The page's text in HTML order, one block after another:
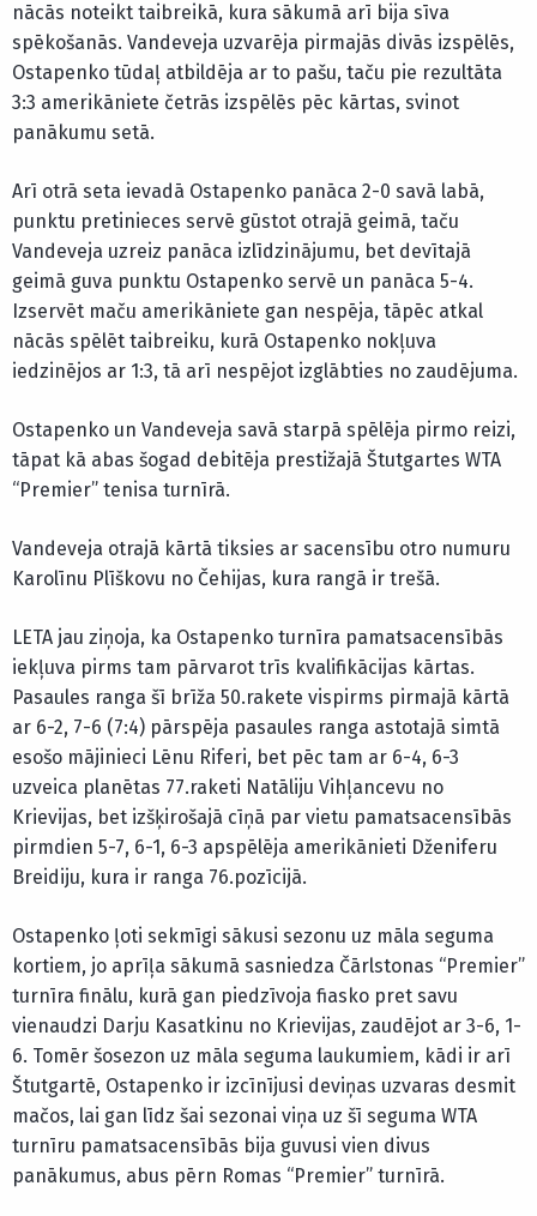
nācās noteikt taibreikā, kura sākumā arī bija sīva
spēkošanās. Vandeveja uzvarēja pirmajās divās izspēlēs,
Ostapenko tūdaļ atbildēja ar to pašu, taču pie rezultāta
3:3 amerikāniete četrās izspēlēs pēc kārtas, svinot
panākumu setā.
Arī otrā seta ievadā Ostapenko panāca 2-0 savā labā,
punktu pretinieces servē gūstot otrajā geimā, taču
Vandeveja uzreiz panāca izlīdzinājumu, bet devītajā
geimā guva punktu Ostapenko servē un panāca 5-4.
Izservēt maču amerikāniete gan nespēja, tāpēc atkal
nācās spēlēt taibreiku, kurā Ostapenko nokļuva
iedzinējos ar 1:3, tā arī nespējot izglābties no zaudējuma.
Ostapenko un Vandeveja savā starpā spēlēja pirmo reizi,
tāpat kā abas šogad debitēja prestižajā Štutgartes WTA
“Premier” tenisa turnīrā.
Vandeveja otrajā kārtā tiksies ar sacensību otro numuru
Karolīnu Plīškovu no Čehijas, kura rangā ir trešā.
LETA jau ziņoja, ka Ostapenko turnīra pamatsacensībās
iekļuva pirms tam pārvarot trīs kvalifikācijas kārtas.
Pasaules ranga šī brīža 50.rakete vispirms pirmajā kārtā
ar 6-2, 7-6 (7:4) pārspēja pasaules ranga astotajā simtā
esošo mājinieci Lēnu Riferi, bet pēc tam ar 6-4, 6-3
uzveica planētas 77.raketi Natāliju Vihļancevu no
Krievijas, bet izšķirošajā cīņā par vietu pamatsacensībās
pirmdien 5-7, 6-1, 6-3 apspēlēja amerikānieti Dženiferu
Breidiju, kura ir ranga 76.pozīcijā.
Ostapenko ļoti sekmīgi sākusi sezonu uz māla seguma
kortiem, jo aprīļa sākumā sasniedza Čārlstonas “Premier”
turnīra finālu, kurā gan piedzīvoja fiasko pret savu
vienaudzi Darju Kasatkinu no Krievijas, zaudējot ar 3-6, 1-
6. Tomēr šosezon uz māla seguma laukumiem, kādi ir arī
Štutgartē, Ostapenko ir izcīnījusi deviņas uzvaras desmit
mačos, lai gan līdz šai sezonai viņa uz šī seguma WTA
turnīru pamatsacensībās bija guvusi vien divus
panākumus, abus pērn Romas “Premier” turnīrā.